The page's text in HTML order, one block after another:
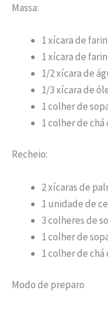
Massa:
1 xícara de
1 xícara de
1/2 xícara de
1/3 xícara de
1 colher de
1 colher de chá
Recheio:
2 xícaras de
1 unidade de
3 colheres de
1 colher de
1 colher de chá
Modo de preparo